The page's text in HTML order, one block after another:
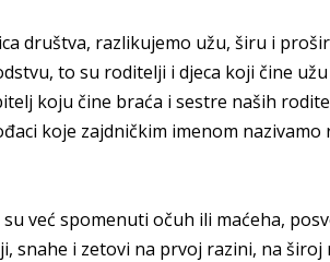
društva, razlikujemo užu, širu i
to su roditelji i djeca koji čine
koju čine braća i sestre naših
koje zajdničkim imenom nazivamo
već spomenuti očuh ili maćeha,
snahe i zetovi na prvoj razini, na široj